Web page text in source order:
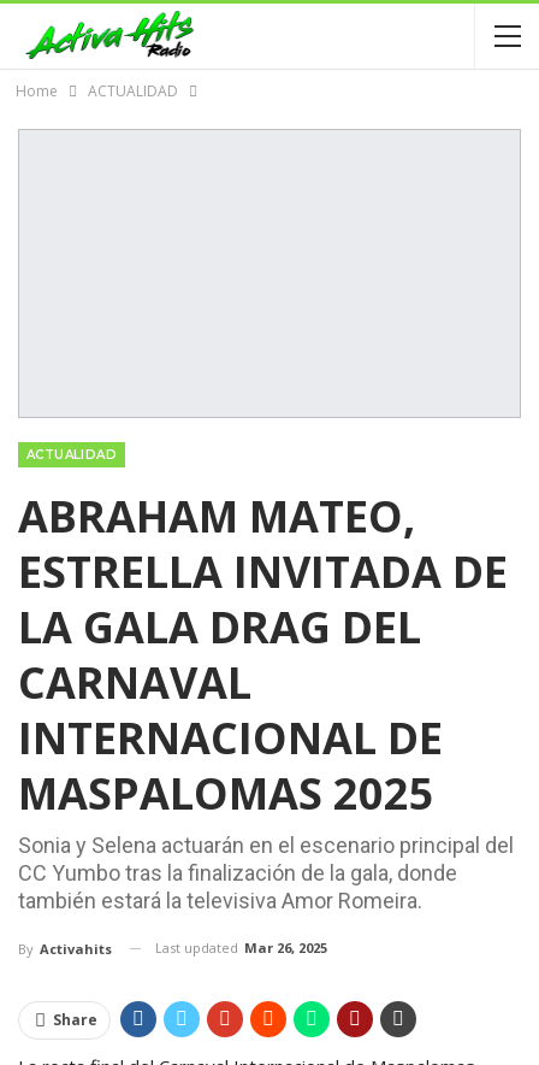
Home ACTUALIDAD
ACTUALIDAD
ABRAHAM MATEO,
ESTRELLA INVITADA DE
LA GALA DRAG DEL
CARNAVAL
INTERNACIONAL DE
MASPALOMAS 2025
Sonia y Selena actuarán en el escenario principal del
CC Yumbo tras la finalización de la gala, donde
también estará la televisiva Amor Romeira.
By Activahits Last updated Mar 26, 2025
Share